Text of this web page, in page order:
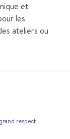
et
les
ateliers ou
respect